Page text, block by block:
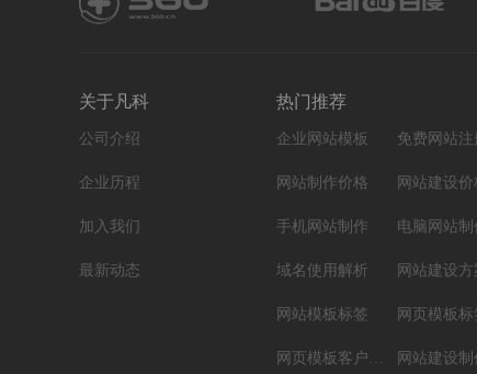
关于凡科
公司介绍
企业历程
加入我们
最新动态
热门推荐
企业网站模板 免费网站注
网站制作价格 网站建设价
手机网站制作
域名使用解析 网站建设方
网站模板标签 网页模板标
网页模板客户案例